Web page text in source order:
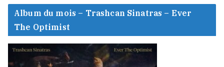
Album du mois – Trashcan Sinatras – Ever
The Optimist